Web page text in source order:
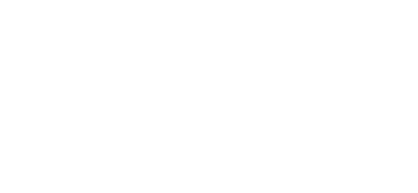
der DFG in Höhe von rund 13,7 Millionen Euro